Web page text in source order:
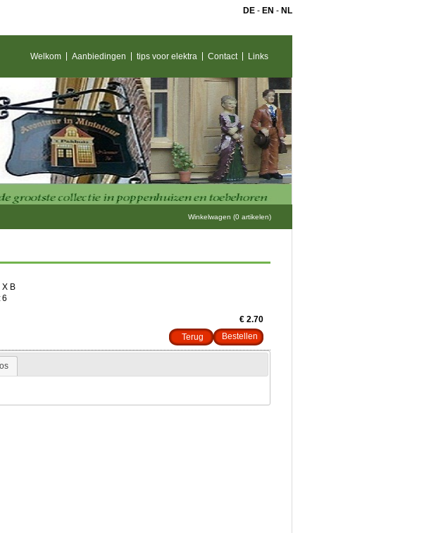
DE - EN - NL
Welkom Aanbiedingen tips voor elektra Contact Links
Winkelwagen (0 artikelen)
X B
6
€ 2.70
Terug